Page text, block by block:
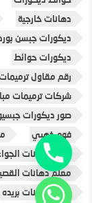
دهانات خارجية
ديكورات جبسن
ديكورات حوائط
رقم مقاول
شركات ترميمات
صور ديكورات
فوم ذهبي
معلم دهانات
معلم دهانات
معلم دهانات بريده